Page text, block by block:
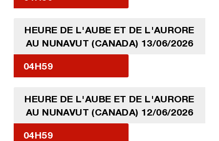
HEURE DE L'AUBE ET DE L'AURORE
AU NUNAVUT (CANADA) 13/06/2026
04H59
HEURE DE L'AUBE ET DE L'AURORE
AU NUNAVUT (CANADA) 12/06/2026
04H59